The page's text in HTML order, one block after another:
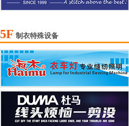
5F 制衣特殊设备